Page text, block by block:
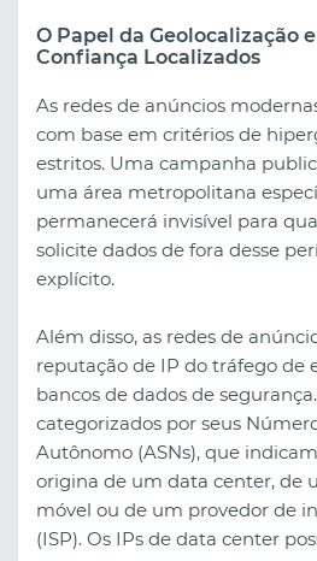
O Papel da Geolocalização
Confiança Localizados
As redes de anúncios
com base em critérios de
estritos. Uma campanha
uma área metropolitana
permanecerá invisível para
solicite dados de fora desse
explícito.
Além disso, as redes de
reputação de IP do tráfego de
bancos de dados de
categorizados por seus
Autônomo (ASNs), que
origina de um data center, de
móvel ou de um provedor de
(ISP). Os IPs de data center